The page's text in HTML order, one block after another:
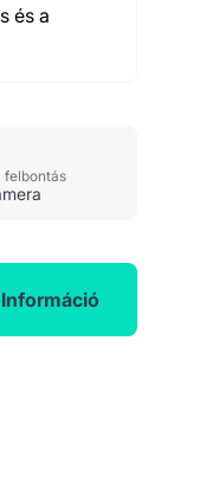
és a
felbontás